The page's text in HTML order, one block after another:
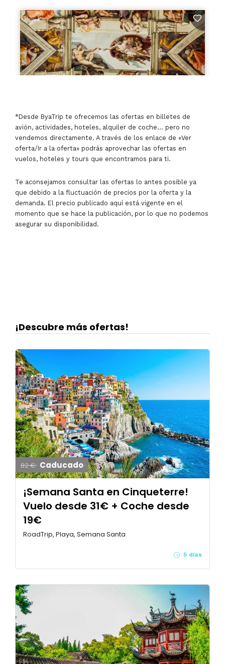
*Desde ByaTrip te ofrecemos las ofertas en billetes de
avión, actividades, hoteles, alquiler de coche… pero no
vendemos directamente. A través de los enlace de «Ver
oferta/Ir a la oferta» podrás aprovechar las ofertas en
vuelos, hoteles y tours que encontramos para ti.
Te aconsejamos consultar las ofertas lo antes posible ya
que debido a la fluctuación de precios por la oferta y la
demanda. El precio publicado aquí está vigente en el
momento que se hace la publicación, por lo que no podemos
asegurar su disponibilidad.
¡Descubre más ofertas!
82 € Caducado
¡Semana Santa en Cinqueterre!
Vuelo desde 31€ + Coche desde
19€
RoadTrip, Playa, Semana Santa
5 días